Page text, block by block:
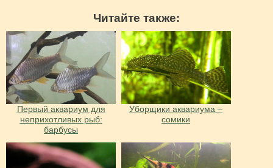
Читайте также:
Первый аквариум для
неприхотливых рыб:
барбусы
Уборщики аквариума –
сомики